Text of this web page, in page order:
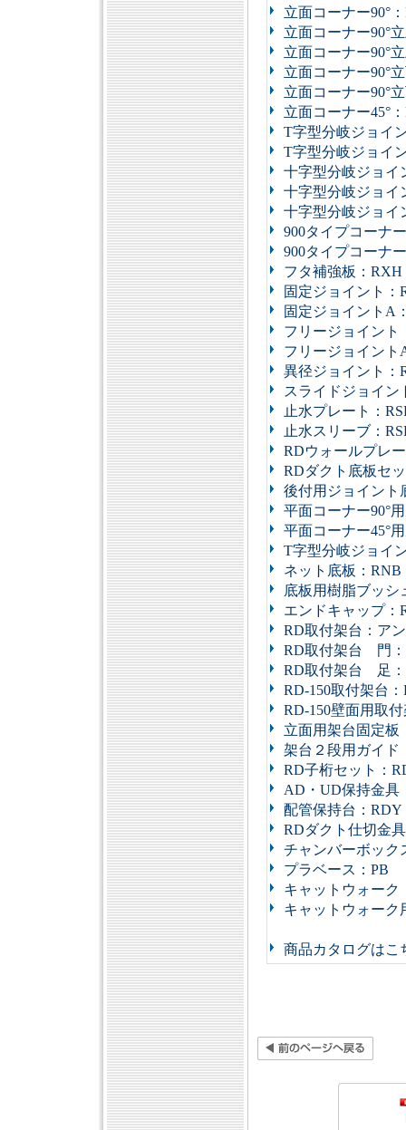
立面コーナー90°
立面コーナー90°
立面コーナー90°
立面コーナー90°
立面コーナー90°
立面コーナー45°
T字型分岐ジョイ
T字型分岐ジョイ
十字型分岐ジョイ
十字型分岐ジョイ
十字型分岐ジョイ
900タイプコーナ
900タイプコーナ
フタ補強板：RXH
固定ジョイント：
固定ジョイントA
フリージョイント
フリージョイント
異径ジョイント：
スライドジョイン
止水プレート：
止水スリーブ：
RDウォールプレ
RDダクト底板セ
後付用ジョイント
平面コーナー90°
平面コーナー45°
T字型分岐ジョイ
ネット底板：RNB
底板用樹脂ブッシ
エンドキャップ：
RD取付架台：ア
RD取付架台 門
RD取付架台 足
RD-150取付架台：
RD-150壁面用取
立面用架台固定板
架台２段用ガイド
RD子桁セット：
AD・UD保持金具
配管保持台：RDY
RDダクト仕切金
チャンバーボック
プラベース：PB
キャットウォーク
キャットウォーク
商品カタログはこ